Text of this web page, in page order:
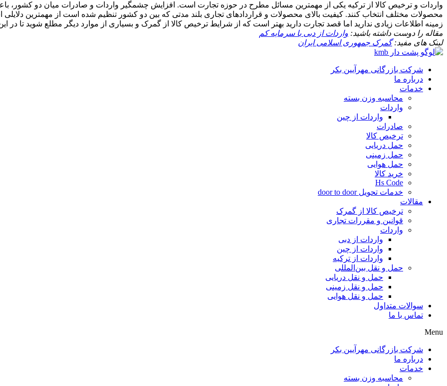
واردات و ترخیص کالا از ترکیه یکی از مهمترین مسائل مطرح در حوزه تجارت است. افزایش چشمگیر واردات و صادرات میان دو کشور،
محصولات مختلف انتخاب کنند. کیفیت بالای محصولات و قراردادهای تجاری بلند مدتی که بین دو کشور تنظیم شده است از مهمترین
زمینه اطلاعات زیادی ندارید اما قصد تجارت دارید بهتر است که از شرایط ترخیص کالا از گمرک و بسیاری از موارد دیگر مطلع شوید تا در
مقاله را دوست داشته باشید: واردات از دبی با سرمایه کم
لینک های مفید:گمرک جمهوری اسلامی ایران
شرکت بازرگانی مهرآیین بکر
درباره ما
خدمات
محاسبه وزن بسته
واردات
واردات از چین
صادرات
ترخیص کالا
حمل دریایی
حمل زمینی
حمل هوایی
خرید کالا
Hs Code
خدمات تحویل door to door
مقالات
ترخیص کالا از گمرک
قوانین و مقررات تجاری
واردات
واردات از دبی
واردات از چین
واردات از ترکیه
حمل و نقل بین‌المللی
حمل و نقل دریایی
حمل و نقل زمینی
حمل و نقل هوایی
سوالات متداول
تماس با ما
Menu
شرکت بازرگانی مهرآیین بکر
درباره ما
خدمات
محاسبه وزن بسته